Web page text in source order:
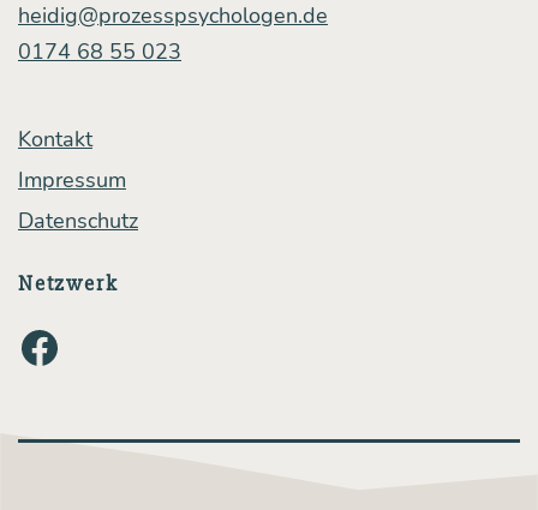
heidig@prozesspsychologen.de
0174 68 55 023
Kontakt
Impressum
Datenschutz
Netzwerk
Facebook